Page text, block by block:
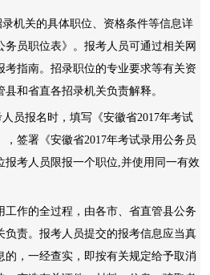
关的具体职位、资格条件等信息详
务员职位表》。报考人员可通过相关网
考指南。招录职位的专业要求等有关资
和省直各招录机关负责解释。
报名时，填写《安徽省2017年考试
签署《安徽省2017年考试录用公务员
报考人员限报一个职位,并使用同一有效
作的全过程，由各市、省直管县公务
负责。报考人员提交的报考信息应当真
的，一经查实，即按有关规定给予取消